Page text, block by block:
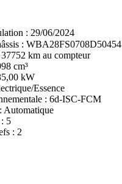
: 29/06/2024
: WBA28FS0708D50454
km au compteur
cm³
kW
Essence
: 6d-ISC-FCM
Automatique
: 5
: 2